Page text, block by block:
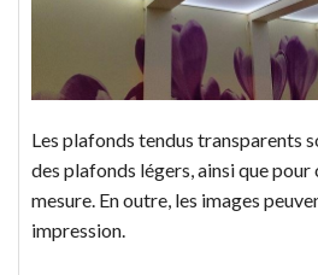
Les plafonds tendus transparents
des plafonds légers, ainsi que pour
mesure. En outre, les images
impression.